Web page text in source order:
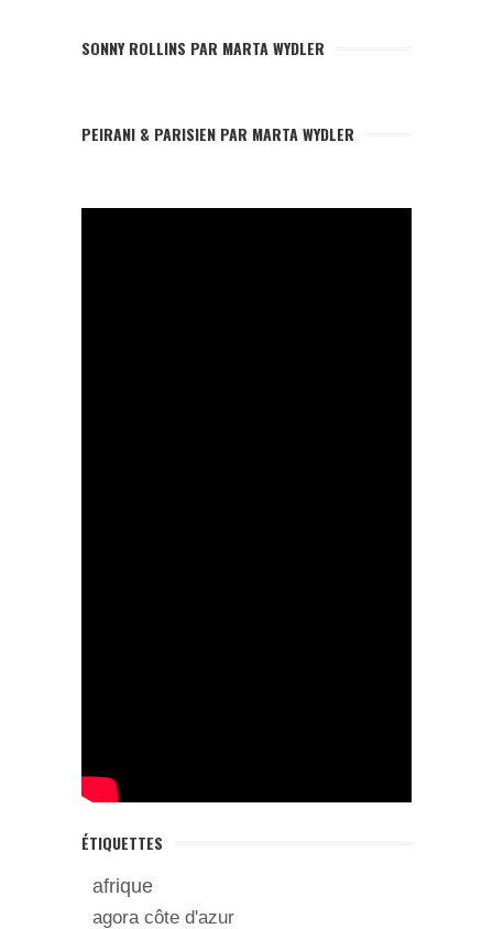
SONNY ROLLINS PAR MARTA WYDLER
PEIRANI & PARISIEN PAR MARTA WYDLER
ÉTIQUETTES
afrique
agora côte d'azur